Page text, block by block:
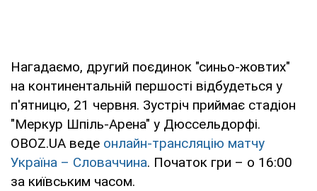
Нагадаємо, другий поєдинок "синьо-жовтих"
на континентальній першості відбудеться у
п'ятницю, 21 червня. Зустріч приймає стадіон
"Меркур Шпіль-Арена" у Дюссельдорфі.
OBOZ.UA веде онлайн-трансляцію матчу
Україна – Словаччина. Початок гри – о 16:00
за київським часом.